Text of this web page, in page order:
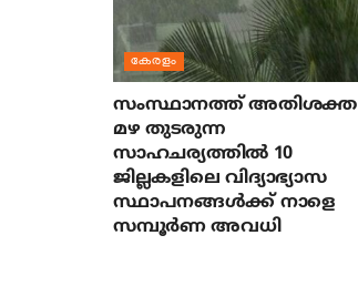
കേരളം
സംസ്ഥാനത്ത് അതിശക്ത
മഴ തുടരുന്ന
സാഹചര്യത്തിൽ 10
ജില്ലകളിലെ വിദ്യാഭ്യാസ
സ്ഥാപനങ്ങൾക്ക് നാളെ
സമ്പൂർണ അവധി